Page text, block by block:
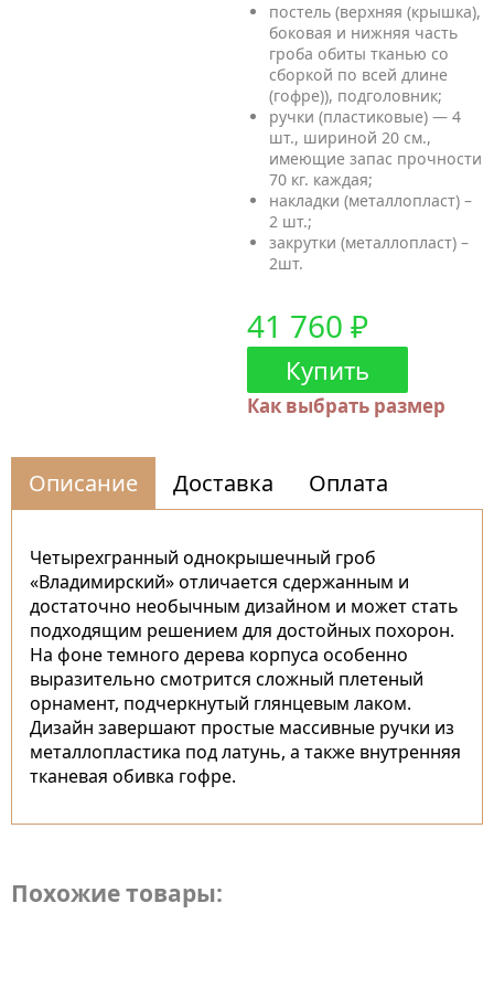
постель (верхняя (крышка),
боковая и нижняя часть
гроба обиты тканью со
сборкой по всей длине
(гофре)), подголовник;
ручки (пластиковые) — 4
шт., шириной 20 см.,
имеющие запас прочности
70 кг. каждая;
накладки (металлопласт) –
2 шт.;
закрутки (металлопласт) –
2шт.
41 760 ₽
Купить
Как выбрать размер
Описание Доставка Оплата
Четырехгранный однокрышечный гроб
«Владимирский» отличается сдержанным и
достаточно необычным дизайном и может стать
подходящим решением для достойных похорон.
На фоне темного дерева корпуса особенно
выразительно смотрится сложный плетеный
орнамент, подчеркнутый глянцевым лаком.
Дизайн завершают простые массивные ручки из
металлопластика под латунь, а также внутренняя
тканевая обивка гофре.
Похожие товары: